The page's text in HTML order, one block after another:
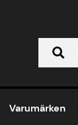
Varumärken